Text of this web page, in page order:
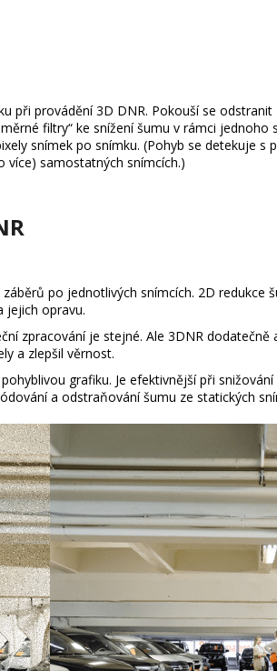
při provádění 3D DNR. Pokouší se
filtry“ ke snížení šumu v rámci jednoho
snímek po snímku. (Pohyb se detekuje s
více) samostatných snímcích.)
po jednotlivých snímcích. 2D redukce
jejich opravu.
zpracování je stejné. Ale 3DNR
a zlepšil věrnost.
grafiku. Je efektivnější při
a odstraňování šumu ze statických